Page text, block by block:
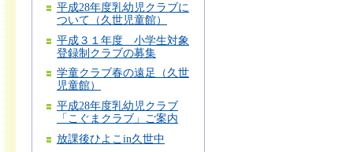
平成28年度乳幼児クラブに
ついて（久世児童館）
平成３１年度 小学生対象
登録制クラブの募集
学童クラブ春の遠足（久世
児童館）
平成28年度乳幼児クラブ
「こぐまクラブ」ご案内
放課後ひよこin久世中